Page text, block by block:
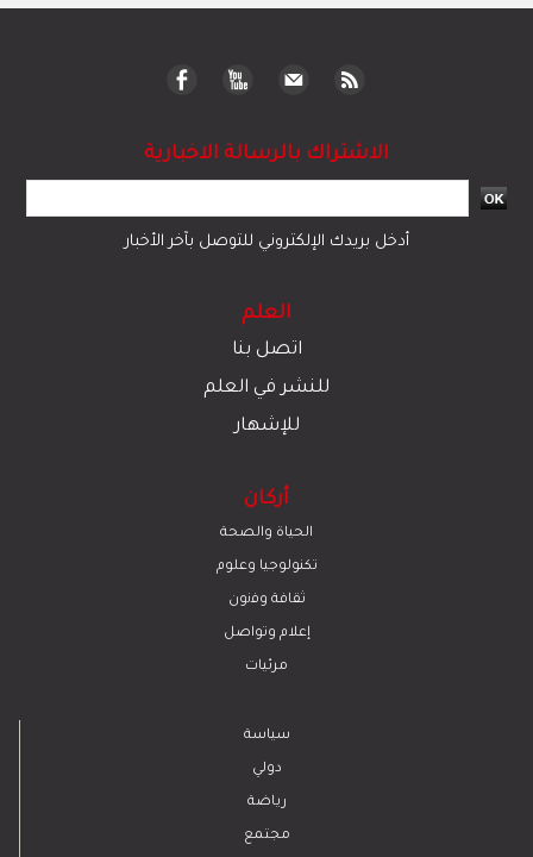
الاشتراك بالرسالة الاخبارية
أدخل بريدك الإلكتروني للتوصل بآخر الأخبار
العلم
اتصل بنا
للنشر في العلم
للإشهار
أركان
الحياة والصحة
تكنولوجيا وعلوم
ﺛﻘﺎﻓﺔ وﻓﻧون
إعلام وتواصل
مرئيات
سياسة
دولي
رياضة
مجتمع